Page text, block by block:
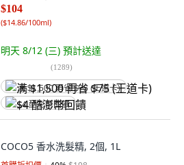
$104
($14.86/100ml)
明天 8/12 (三) 預計送達
(1289)
满 $1,500 再省 $75 (王道卡)
$4 酷澎幣回饋
COCO5 香水洗髮精, 2個, 1L